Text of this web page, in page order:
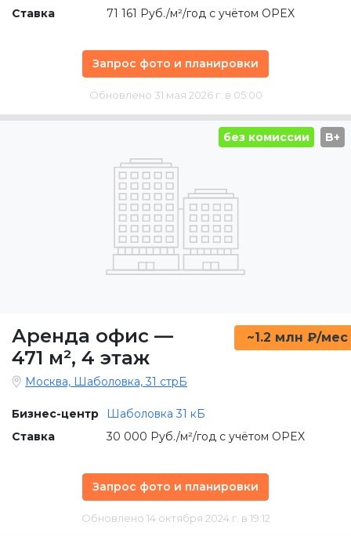
Ставка 71 161 Руб./м²/год с учётом OPEX
Запрос фото и планировки
Обновлено 31 мая 2026 г. в 05:00
без комиссии B+
Аренда офис —
471 м², 4 этаж
~1.2 млн ₽/мес
Москва, Шаболовка, 31 стрБ
Бизнес-центр
Шаболовка 31 кБ
Ставка
30 000 Руб./м²/год с учётом OPEX
Запрос фото и планировки
Обновлено 14 октября 2024 г. в 19:12